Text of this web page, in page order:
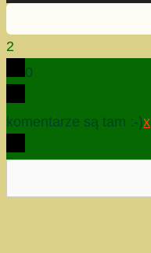
2
0
komentarze są tam :-)x